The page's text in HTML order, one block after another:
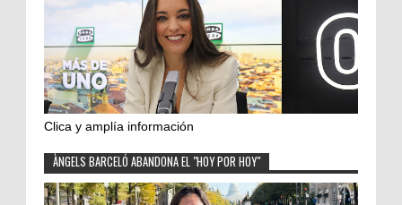
Clica y amplía información
ÀNGELS BARCELÓ ABANDONA EL "HOY POR HOY"